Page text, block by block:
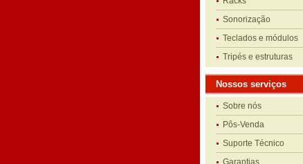
Sonorização
Teclados e módulos
Tripés e estruturas
Nossos serviços
Sobre nós
Pôs-Venda
Suporte Técnico
Garantias